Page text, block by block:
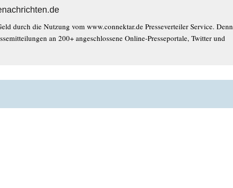
durch die Nutzung vom www.connektar.de Presseverteiler Service. Denn
an 200+ angeschlossene Online-Presseportale, Twitter und